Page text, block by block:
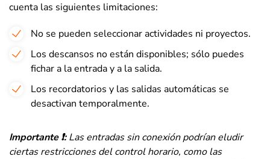
cuenta las siguientes limitaciones:
No se pueden seleccionar actividades ni proyectos.
Los descansos no están disponibles; sólo puedes
fichar a la entrada y a la salida.
Los recordatorios y las salidas automáticas se
desactivan temporalmente.
Importante ❗:Las entradas sin conexión podrían eludir
ciertas restricciones del control horario, como las